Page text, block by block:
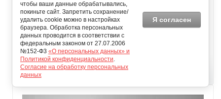
Медно-алюминиевые конвекторы настенные Новотерм 157-
162-800
8 251.00
Добавить в избранное
Добавить к сравнению
чтобы ваши данные обрабатывались,
покиньте сайт. Запретить сохранение/
удалить cookie можно в настройках
браузера. Обработка персональных
данных проводится в соответствии с
федеральным законом от 27.07.2006
№152-Ф3 «О персональных данных» и
Политикой конфиденциальности.
Согласие на обработку персональных
данных
Я согласен